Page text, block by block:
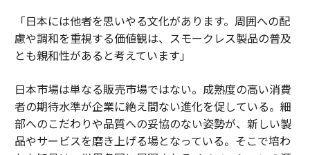
「日本には他者を思いやる文化があります。周囲への配
慮や調和を重視する価値観は、スモークレス製品の普及
とも親和性があると考えています」
日本市場は単なる販売市場ではない。成熟度の高い消費
者の期待水準が企業に絶え間ない進化を促している。細
部へのこだわりや品質への妥協のない姿勢が、新しい製
品やサービスを磨き上げる場となっている。そこで培わ